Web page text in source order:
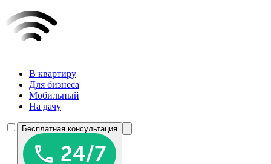
В квартиру
Для бизнеса
Мобильный
На дачу
Бесплатная консультация